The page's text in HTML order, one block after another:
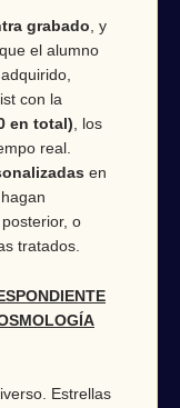
grabado , y
el alumno
con la
en total) , los
real.
en
o
tratados.
Estrellas